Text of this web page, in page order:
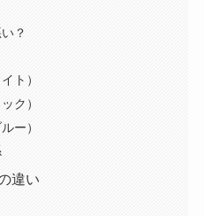
？
ト）
ク）
ー）
違い